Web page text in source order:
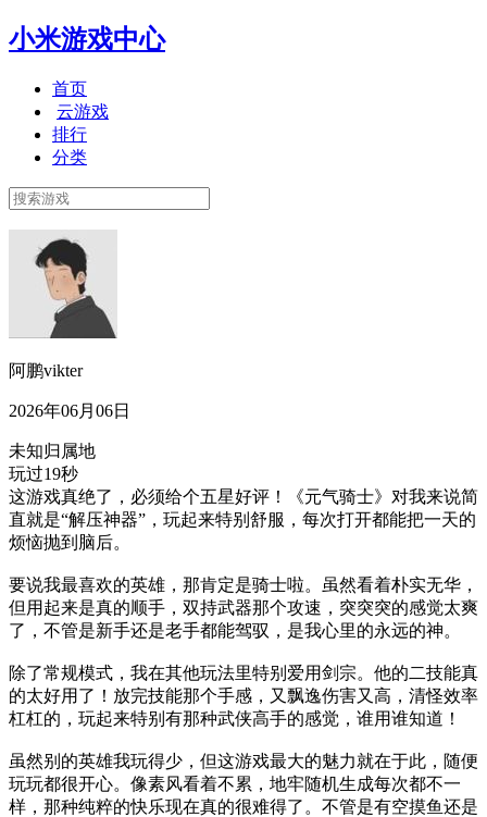
小米游戏中心
首页
云游戏
排行
分类
阿鹏vikter
2026年06月06日
未知归属地
玩过19秒
这游戏真绝了，必须给个五星好评！《元气骑士》对我来说简
直就是“解压神器”，玩起来特别舒服，每次打开都能把一天的
烦恼抛到脑后。
要说我最喜欢的英雄，那肯定是骑士啦。虽然看着朴实无华，
但用起来是真的顺手，双持武器那个攻速，突突突的感觉太爽
了，不管是新手还是老手都能驾驭，是我心里的永远的神。
除了常规模式，我在其他玩法里特别爱用剑宗。他的二技能真
的太好用了！放完技能那个手感，又飘逸伤害又高，清怪效率
杠杠的，玩起来特别有那种武侠高手的感觉，谁用谁知道！
虽然别的英雄我玩得少，但这游戏最大的魅力就在于此，随便
玩玩都很开心。像素风看着不累，地牢随机生成每次都不一
样，那种纯粹的快乐现在真的很难得了。不管是有空摸鱼还是